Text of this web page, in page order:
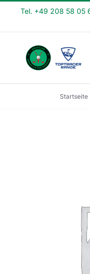
Tel. +49 208 58 05
Startseite